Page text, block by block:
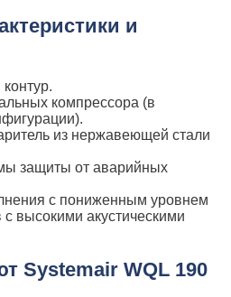
и
компрессора (в
из нержавеющей стали
защиты от аварийных
с пониженным уровнем
высокими акустическими
Systemair WQL 190